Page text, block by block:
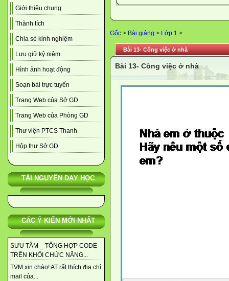
Giới thiệu chung
Thành tích
Chia sẻ kinh nghiệm
Lưu giữ kỷ niệm
Hình ảnh hoạt động
Soạn bài trực tuyến
Trang Web của Sở GD
Trang Web của Phòng GD
Thư viện PTCS Thanh
Hộp thư Sở GD
TÀI NGUYÊN DẠY HỌC
CÁC Ý KIẾN MỚI NHẤT
SƯU TẦM _ TỔNG HỢP CODE
TRÊN KHỐI CHỨC NĂNG...
TVM xin chào! AT rất thích địa chỉ
mail của...
Gốc > Bài giảng > Lớp 1 >
Bài 13- Công việc ở nhà
Bài 13- Công việc ở nhà